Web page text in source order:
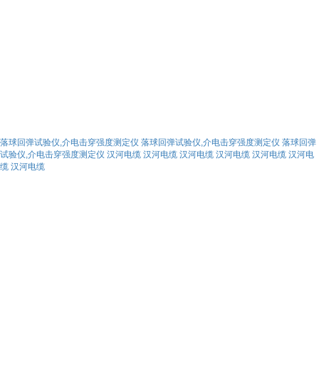
落球回弹试验仪,介电击穿强度测定仪 落球回弹试验仪,介电击穿强度测定仪 落球回弹
试验仪,介电击穿强度测定仪 汉河电缆 汉河电缆 汉河电缆 汉河电缆 汉河电缆 汉河电
缆 汉河电缆